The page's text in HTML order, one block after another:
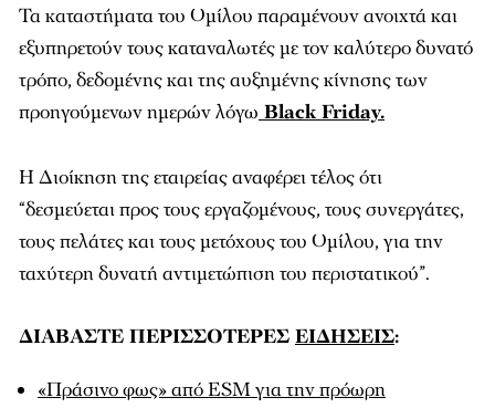
Τα καταστήματα του Ομίλου παραμένουν ανοιχτά και
εξυπηρετούν τους καταναλωτές με τον καλύτερο δυνατό
τρόπο, δεδομένης και της αυξημένης κίνησης των
προηγούμενων ημερών λόγω Black Friday.
Η Διοίκηση της εταιρείας αναφέρει τέλος ότι
“δεσμεύεται προς τους εργαζομένους, τους συνεργάτες,
τους πελάτες και τους μετόχους του Ομίλου, για την
ταχύτερη δυνατή αντιμετώπιση του περιστατικού”.
ΔΙΑΒΑΣΤΕ ΠΕΡΙΣΣΟΤΕΡΕΣ ΕΙΔΗΣΕΙΣ:
«Πράσινο φως» από ESM για την πρόωρη